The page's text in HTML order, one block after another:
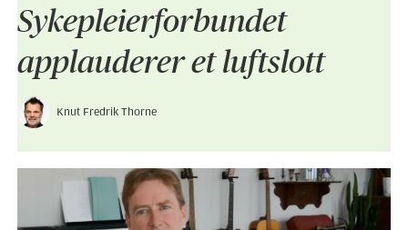
Sykepleier­forbundet
applauderer et luftslott
Knut Fredrik Thorne